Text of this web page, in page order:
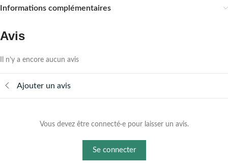
Informations complémentaires
Avis
Il n’y a encore aucun avis
Ajouter un avis
Vous devez être connecté·e pour laisser un avis.
Se connecter